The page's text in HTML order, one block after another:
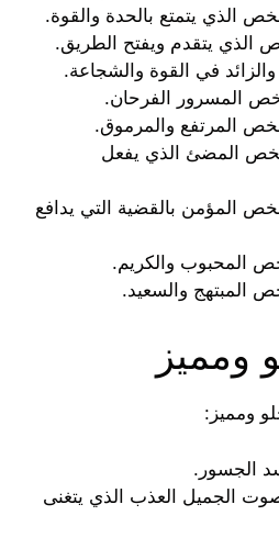
الذي يتمتع بالحدة والقوة.
الذي يتقدم ويفتح الطريق.
والزائد في القوة والشجاعة.
المسرور الفرحان.
المرتفع والمرموق.
المضئ الذي يفعل
المؤمن بالقضية التي يدافع
المحبوب والكريم.
المبتهج والسعيد.
ومميز
ومميز:
الجسور.
الجميل العذب الذي يتغنى